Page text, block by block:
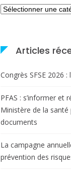
Catégories
Articles
Congrès SFSE 2026
PFAS : s’informer et
Ministère de la
documents
La campagne
prévention des